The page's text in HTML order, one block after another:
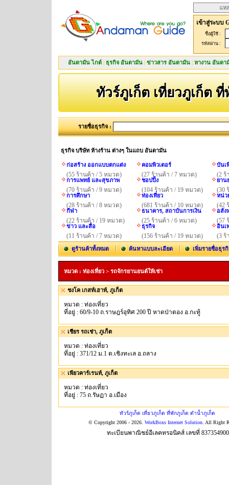
แห
เข้าสู่ระบบ
ชื่อผู้ใช้ :
รหัสผ่าน :
อันดามัน ไกด์ | ธุรกิจ อันดามัน | ข่าวสาร อันดามัน | หางาน อันดา
ทัวร์ภูเก็ต เที่ยวภูเก็ต
รายชื่อธุรกิจ :
ธุรกิจ บริษัท ห้างร้าน ต่างๆ ในแถบ อันดามัน
ก่อสร้าง ออกแบบตกแต่ง
(55 ร้านค้า / 5 หมวด)
การแพทย์ และสุขภาพ
(70 ร้านค้า / 9 หมวด)
การศึกษา
(28 ร้านค้า / 8 หมวด)
กีฬา
(22 ร้านค้า / 19 หมวด)
ข่าว และสื่อ
(11 ร้านค้า / 7 หมวด)
คอมพิวเตอร์
(27 ร้านค้า / 7 หมวด)
ชอปปิ้ง
(104 ร้านค้า / 19 หมวด)
ท่องเที่ยว
(681 ร้านค้า / 10 หมวด)
ธนาคาร, สถาบันการเงิน
(25 ร้านค้า / 6 หมวด)
ธุรกิจ
(156 ร้านค้า / 19 หมวด)
บันเ
(2 ร้
ยาน
(30
หน่ว
(42
อสัง
(57
อินเ
(3 ร้
ดูร้านค้าทั้งหมด ค้นหาแบบละเอียด เพิ่มรายชื่อธุร
หมวด : ท่องเที่ยว > รถจักรยานยนต์ให้เช่า
ชงโค เกสท์เฮาท์, ภูเก็ต
หมวด : ท่องเที่ยว
ที่อยู่ : 60/9-10 ถ.ราษฎร์อุทิศ 200 ปี หาดป่าตอง อ.กะทู้
เชียร รถเช่า, ภูเก็ต
หมวด : ท่องเที่ยว
ที่อยู่ : 371/12 ม.1 ต.เชิงทะเล อ.ถลาง
เพียวคาร์เรนท์, ภูเก็ต
หมวด : ท่องเที่ยว
ที่อยู่ : 75 ถ.รัษฏา อ.เมือง
ทัวร์ภูเก็ต เที่ยวภูเก็ต ที่พักภูเก็ต ดำน้ำภูเก็ต
© Copyright 2006 - 2026. WorkBoxs Internet Solution. All Right
ทะเบียนพาณิชย์อีเลคทรอนิคส์ เลขที่